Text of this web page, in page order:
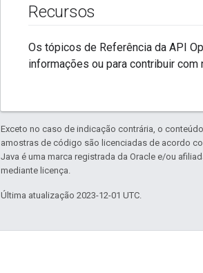
Recursos
Os tópicos de Referência da API
informações ou para contribuir
Exceto no caso de indicação contrária, o
amostras de código são licenciadas de acordo
Java é uma marca registrada da Oracle e/ou
mediante licença.
Última atualização 2023-12-01 UTC.